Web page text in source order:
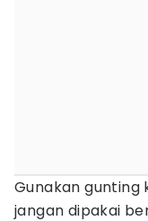
Gunakan gunting
jangan dipakai